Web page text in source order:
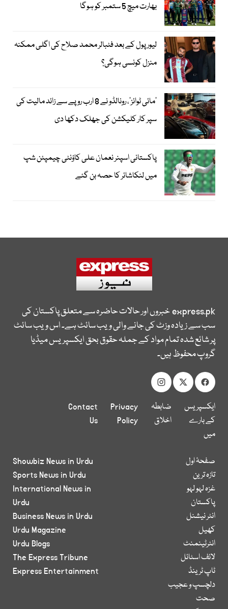
بھارت میچ 5 ستمبر کو ہوگا
لیور پول کے بعد فٹبالر محمد صلاح کی اگلی ممکنہ
منزل کونسی ہوگی؟
’مائی ٹوائز‘، رونالڈو نے 8 ارب روپے سے زائد مالیت کی
سپر کار کلیکشن کی جھلک دکھا دی
پاکستانی اسپنر نعمان علی کاؤنٹی چیمپئن شپ
میں لنکاشائر کا حصہ بن گئے
express.pkخبروں اور حالات حاضرہ سے متعلق پاکستان کی
سب سے زیادہ وزٹ کی جانے والی ویب سائٹ ہے۔ اس ویب سائٹ
پر شائع شدہ تمام مواد کے جملہ حقوق بحق ایکسپریس میڈیا
گروپ محفوظ ہیں۔
ایکسپریس
کے بارے
میں
ضابطہ
اخلاق
Privacy
Policy
Contact
Us
صفحۂ اول
تازہ ترین
غزہ لہو لہو
پاکستان
انٹر نیشنل
کھیل
انٹرٹینمنٹ
لائف اسٹائل
ٹاپ ٹرینڈ
دلچسپ و عجیب
صحت
Showbiz News in Urdu
Sports News in Urdu
International News in
Urdu
Business News in Urdu
Urdu Magazine
Urdu Blogs
The Express Tribune
Express Entertainment